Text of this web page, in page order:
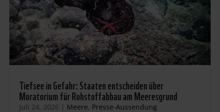
Tiefsee in Gefahr: Staaten entscheiden über
Moratorium für Rohstoffabbau am Meeresgrund
Juli 24, 2026 | Meere, Presse-Aussendung